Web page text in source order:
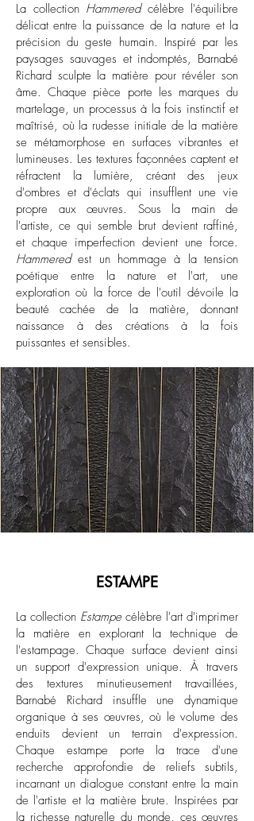
La collection Hammeredcélèbre l'équilibre
délicat entre la puissance de la nature et la
précision du geste humain. Inspiré par les
paysages sauvages et indomptés, Barnabé
Richard sculpte la matière pour révéler son
âme. Chaque pièce porte les marques du
martelage, un processus à la fois instinctif et
maîtrisé, où la rudesse initiale de la matière
se métamorphose en surfaces vibrantes et
lumineuses. Les textures façonnées captent et
réfractent la lumière, créant des jeux
d'ombres et d'éclats qui insufflent une vie
propre aux œuvres. Sous la main de
l'artiste, ce qui semble brut devient raffiné,
et chaque imperfection devient une force.
Hammeredest un hommage à la tension
poétique entre la nature et l'art, une
exploration où la force de l'outil dévoile la
beauté cachée de la matière, donnant
naissance à des créations à la fois
puissantes et sensibles.
ESTAMPE
La collection Estampecélèbre l'art d'imprimer
la matière en explorant la technique de
l'estampage. Chaque surface devient ainsi
un support d'expression unique. À travers
des textures minutieusement travaillées,
Barnabé Richard insuffle une dynamique
organique à ses œuvres, où le volume des
enduits devient un terrain d'expression.
Chaque estampe porte la trace d'une
recherche approfondie de reliefs subtils,
incarnant un dialogue constant entre la main
de l'artiste et la matière brute. Inspirées par
la richesse naturelle du monde, ces œuvres